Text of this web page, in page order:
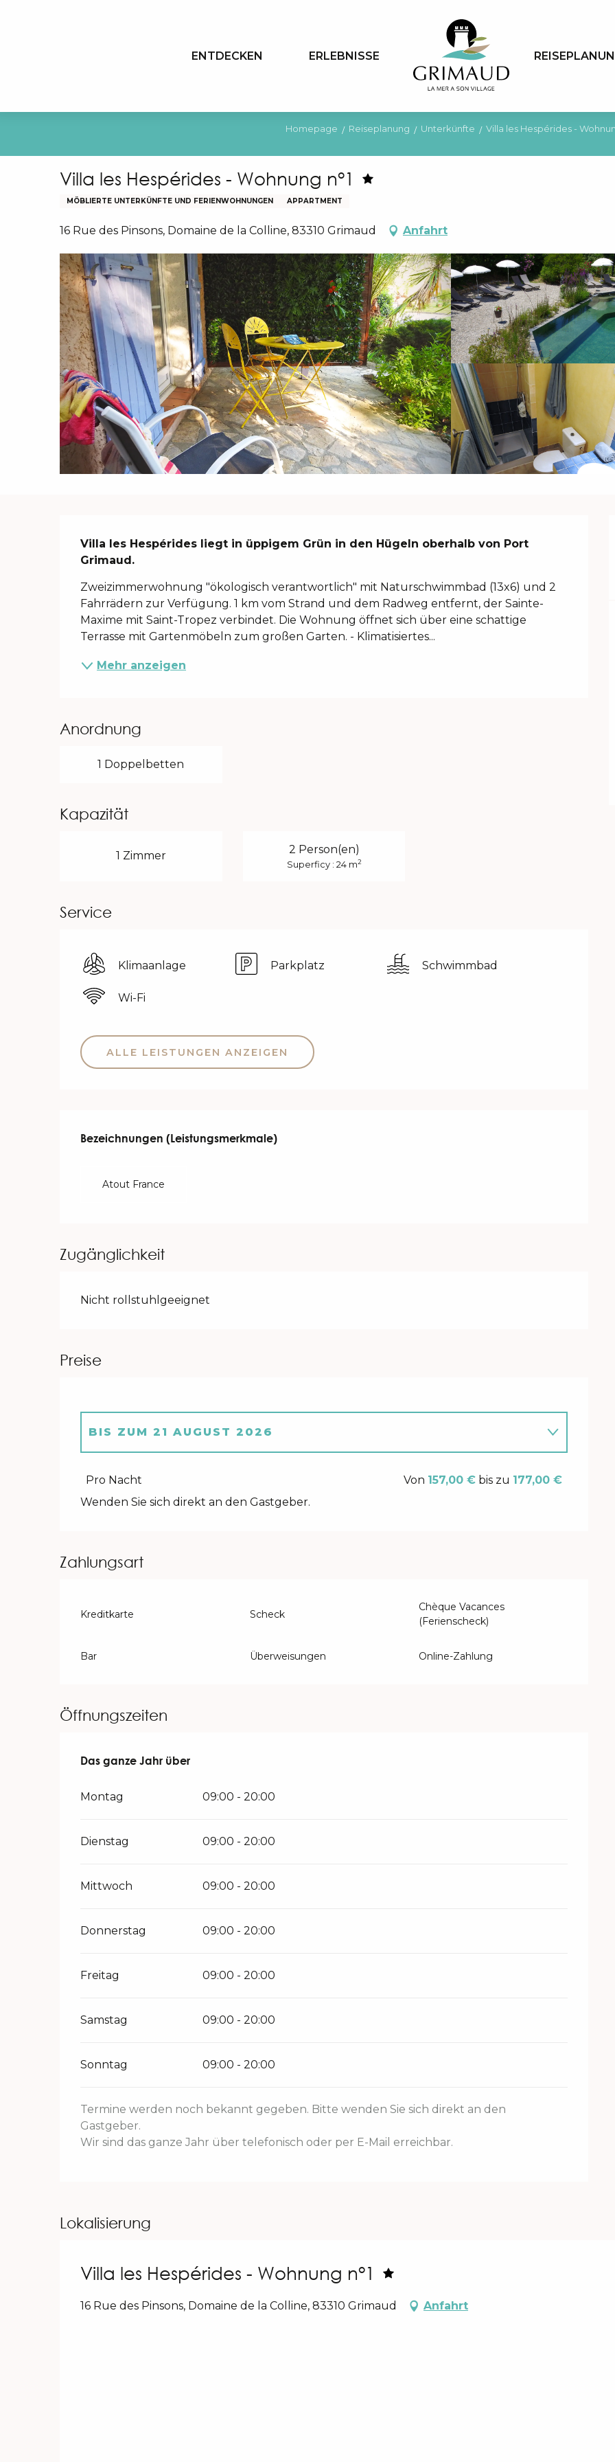
ENTDECKEN ERLEBNISSE
Homepage Reiseplanung Unterkünfte Villa les Hespérides -
Villa les Hespérides - Wohnung n°1
MÖBLIERTE UNTERKÜNFTE UND FERIENWOHNUNGEN APPARTMENT
16 Rue des Pinsons, Domaine de la Colline, 83310 Grimaud Anfahrt
Beschreibung
Villa les Hespérides liegt in üppigem Grün in den Hügeln oberhalb von Port
Grimaud.
Zweizimmerwohnung "ökologisch verantwortlich" mit Naturschwimmbad (13x6) und 2
Fahrrädern zur Verfügung. 1 km vom Strand und dem Radweg entfernt, der Sainte-
Maxime mit Saint-Tropez verbindet. Die Wohnung öffnet sich über eine schattige
Terrasse mit Gartenmöbeln zum großen Garten. - Klimatisiertes...
Mehr anzeigen
Anordnung
1 Doppelbetten
Kapazität
1 Zimmer 2 Person(en)
Superficy : 24 m2
Service
Klimaanlage Parkplatz Schwimmbad
Wi-Fi
ALLE LEISTUNGEN ANZEIGEN
Leistungensmöglichkeiten
Bezeichnungen (Leistungsmerkmale)
Bezeichnungen (Leistungsmerkmale)
Atout France
Zugänglichkeit
Nicht rollstuhlgeeignet
Preise
30 MAI 2026
31 JULI 2026
BIS ZUM 21 AUGUST 2026
Pro Nacht Von 157,00 € bis zu 177,00 €
Wenden Sie sich direkt an den Gastgeber.
Zahlungsart
Kreditkarte Scheck
Chèque Vacances
(Ferienscheck)
Bar Überweisungen Online-Zahlung
Öffnungszeiten
Das ganze Jahr über
Das ganze Jahr über
Montag 09:00 - 20:00
Dienstag 09:00 - 20:00
Mittwoch 09:00 - 20:00
Donnerstag 09:00 - 20:00
Freitag 09:00 - 20:00
Samstag 09:00 - 20:00
Sonntag 09:00 - 20:00
Termine werden noch bekannt gegeben. Bitte wenden Sie sich direkt an den
Gastgeber.
Wir sind das ganze Jahr über telefonisch oder per E-Mail erreichbar.
Lokalisierung
Villa les Hespérides - Wohnung n°1
16 Rue des Pinsons, Domaine de la Colline, 83310 Grimaud Anfahrt